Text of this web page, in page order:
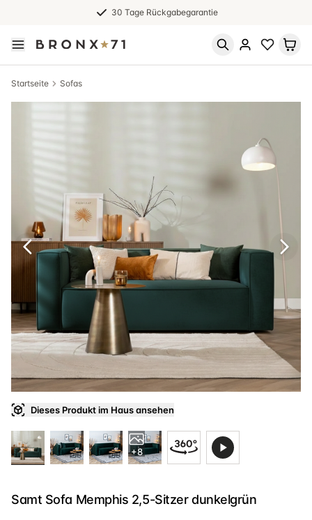
30 Tage Rückgabegarantie
Startseite Sofas
Dieses Produkt im Haus ansehen
+8
Samt Sofa Memphis 2,5-Sitzer dunkelgrün